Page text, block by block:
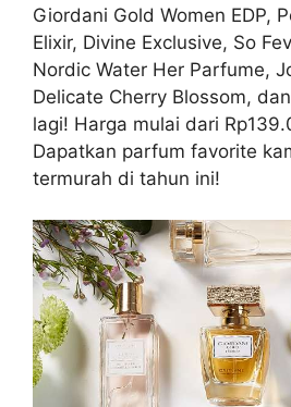
Giordani Gold Women EDP,
Elixir, Divine Exclusive, So
Nordic Water Her Parfume,
Delicate Cherry Blossom,
lagi! Harga mulai dari
Dapatkan parfum favorite
termurah di tahun ini!